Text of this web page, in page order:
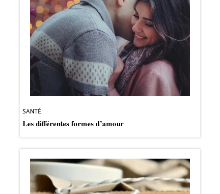
SANTÉ
Les différentes formes d’amour